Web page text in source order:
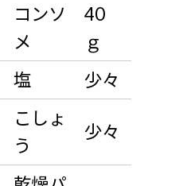
コンソ
メ
40
ｇ
塩
少々
こしょ
う
少々